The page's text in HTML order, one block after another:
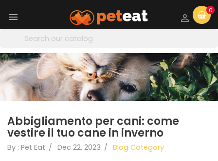

0

Abbigliamento per cani: come
vestire il tuo cane in inverno
By : Pet Eat Dec 22, 2023 Blog Category